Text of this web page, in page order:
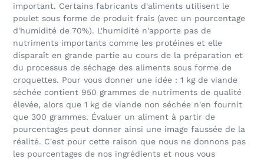
important. Certains fabricants d'aliments utilisent le
poulet sous forme de produit frais (avec un pourcentage
d'humidité de 70%). L'humidité n'apporte pas de
nutriments importants comme les protéines et elle
disparaît en grande partie au cours de la préparation et
du processus de séchage des aliments sous forme de
croquettes. Pour vous donner une idée : 1 kg de viande
séchée contient 950 grammes de nutriments de qualité
élevée, alors que 1 kg de viande non séchée n'en fournit
que 300 grammes. Évaluer un aliment à partir de
pourcentages peut donner ainsi une image faussée de la
réalité. C'est pour cette raison que nous ne donnons pas
les pourcentages de nos ingrédients et nous vous